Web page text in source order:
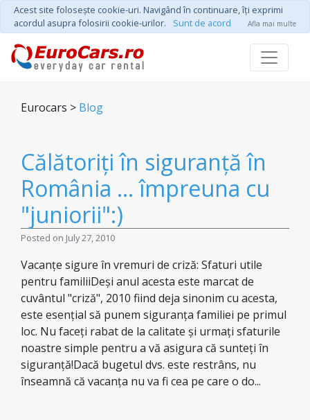
Acest site foloseşte cookie-uri. Navigând în continuare, îţi exprimi
acordul asupra folosirii cookie-urilor.
Sunt de acord Afla mai multe
Eurocars > Blog
Călătoriți în siguranță în
România ... împreuna cu
"juniorii":)
Posted on July 27, 2010
Vacanțe sigure în vremuri de criză: Sfaturi utile
pentru familiiDeși anul acesta este marcat de
cuvântul "criză", 2010 fiind deja sinonim cu acesta,
este esențial să punem siguranța familiei pe primul
loc. Nu faceți rabat de la calitate și urmați sfaturile
noastre simple pentru a vă asigura că sunteți în
siguranță!Dacă bugetul dvs. este restrâns, nu
înseamnă că vacanța nu va fi cea pe care o do...